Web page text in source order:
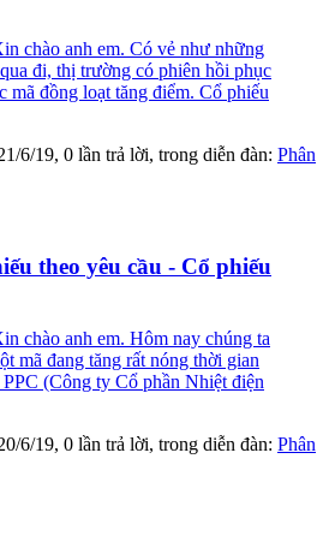
chào anh em. Có vẻ như những
đi, thị trường có phiên hồi phục
mã đồng loạt tăng điểm. Cổ phiếu
6/19, 0 lần trả lời, trong diễn đàn: Phân
theo yêu cầu - Cổ phiếu
chào anh em. Hôm nay chúng ta
mã đang tăng rất nóng thời gian
PPC (Công ty Cổ phần Nhiệt điện
6/19, 0 lần trả lời, trong diễn đàn: Phân